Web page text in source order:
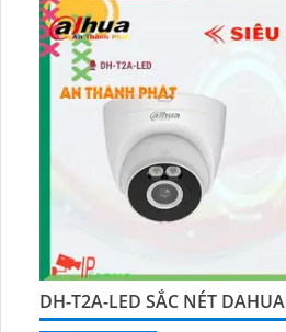
DH-T2A-LED SẮC NÉT DAHUA